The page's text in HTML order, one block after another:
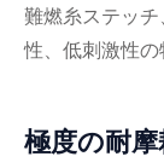
難燃糸ステッ
性、低刺激性の
極度の耐